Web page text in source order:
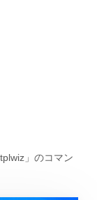
」のコマン